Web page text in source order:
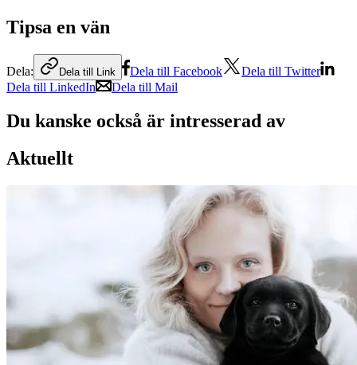
Tipsa en vän
Dela: Dela till Link Dela till Facebook
Dela till Twitter
Dela till LinkedIn
Dela till Mail
Du kanske också är intresserad av
Aktuellt